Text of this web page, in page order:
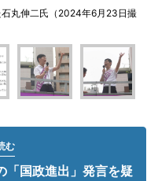
丸伸二氏（2024年6月23日撮
む
「国政進出」発言を疑